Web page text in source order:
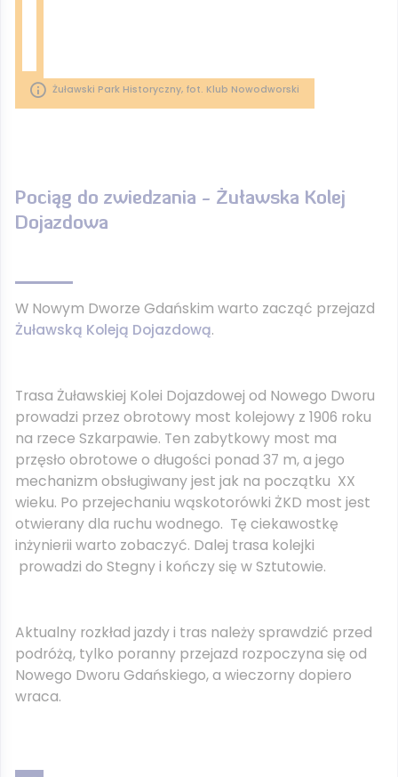
Żuławski Park Historyczny, fot. Klub Nowodworski
Pociąg do zwiedzania - Żuławska Kolej
Dojazdowa
W Nowym Dworze Gdańskim warto zacząć przejazd
Żuławską Koleją Dojazdową.
Trasa Żuławskiej Kolei Dojazdowej od Nowego Dworu
prowadzi przez obrotowy most kolejowy z 1906 roku
na rzece Szkarpawie. Ten zabytkowy most ma
przęsło obrotowe o długości ponad 37 m, a jego
mechanizm obsługiwany jest jak na początku XX
wieku. Po przejechaniu wąskotorówki ŻKD most jest
otwierany dla ruchu wodnego. Tę ciekawostkę
inżynierii warto zobaczyć. Dalej trasa kolejki
prowadzi do Stegny i kończy się w Sztutowie.
Aktualny rozkład jazdy i tras należy sprawdzić przed
podróżą, tylko poranny przejazd rozpoczyna się od
Nowego Dworu Gdańskiego, a wieczorny dopiero
wraca.